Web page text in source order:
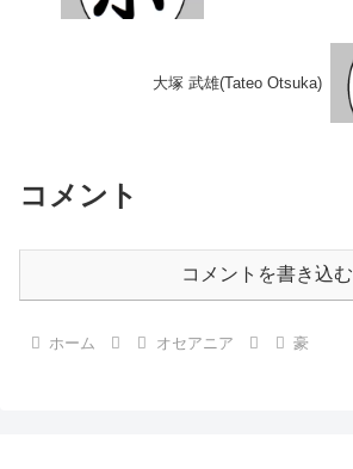
大塚 武雄(Tateo Otsuka)
コメント
コメントを書き込む
ホーム オセアニア 豪